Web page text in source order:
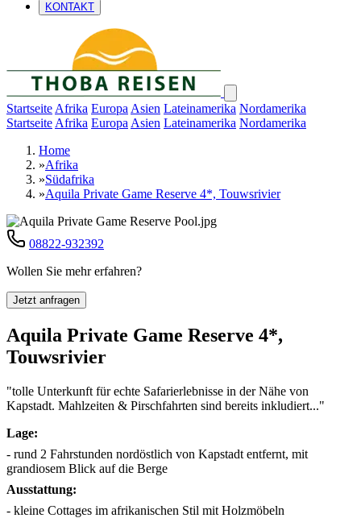
KONTAKT
Startseite Afrika Europa Asien Lateinamerika Nordamerika
Startseite Afrika Europa Asien Lateinamerika Nordamerika
Home
»Afrika
»Südafrika
»Aquila Private Game Reserve 4*, Touwsrivier
08822-932392
Wollen Sie mehr erfahren?
Jetzt anfragen
Aquila Private Game Reserve 4*,
Touwsrivier
"tolle Unterkunft für echte Safarierlebnisse in der Nähe von
Kapstadt. Mahlzeiten & Pirschfahrten sind bereits inkludiert..."
Lage:
- rund 2 Fahrstunden nordöstlich von Kapstadt entfernt, mit
grandiosem Blick auf die Berge
Ausstattung:
- kleine Cottages im afrikanischen Stil mit Holzmöbeln